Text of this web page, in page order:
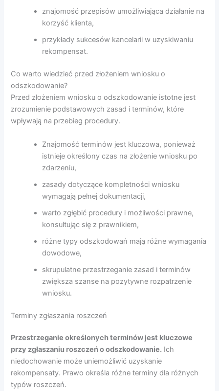
znajomość przepisów umożliwiająca działanie na
korzyść klienta,
przykłady sukcesów kancelarii w uzyskiwaniu
rekompensat.
Co warto wiedzieć przed złożeniem wniosku o
odszkodowanie?
Przed złożeniem wniosku o odszkodowanie istotne jest
zrozumienie podstawowych zasad i terminów, które
wpływają na przebieg procedury.
Znajomość terminów jest kluczowa, ponieważ
istnieje określony czas na złożenie wniosku po
zdarzeniu,
zasady dotyczące kompletności wniosku
wymagają pełnej dokumentacji,
warto zgłębić procedury i możliwości prawne,
konsultując się z prawnikiem,
różne typy odszkodowań mają różne wymagania
dowodowe,
skrupulatne przestrzeganie zasad i terminów
zwiększa szanse na pozytywne rozpatrzenie
wniosku.
Terminy zgłaszania roszczeń
Przestrzeganie określonych terminów jest kluczowe
przy zgłaszaniu roszczeń o odszkodowanie. Ich
niedochowanie może uniemożliwić uzyskanie
rekompensaty. Prawo określa różne terminy dla różnych
typów roszczeń.